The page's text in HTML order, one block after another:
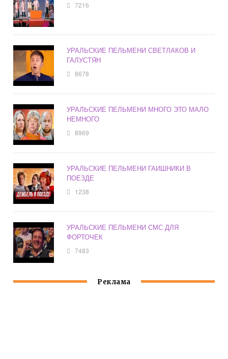
7216
УРАЛЬСКИЕ ПЕЛЬМЕНИ СВЕТЛАКОВ И
ГАЛУСТЯН
8678
УРАЛЬСКИЕ ПЕЛЬМЕНИ МНОГО ЭТО МАЛО
НЕМНОГО
8969
УРАЛЬСКИЕ ПЕЛЬМЕНИ ГАИШНИКИ В
ПОЕЗДЕ
1238
УРАЛЬСКИЕ ПЕЛЬМЕНИ СМС ДЛЯ
ФОРТОЧЕК
7483
Реклама